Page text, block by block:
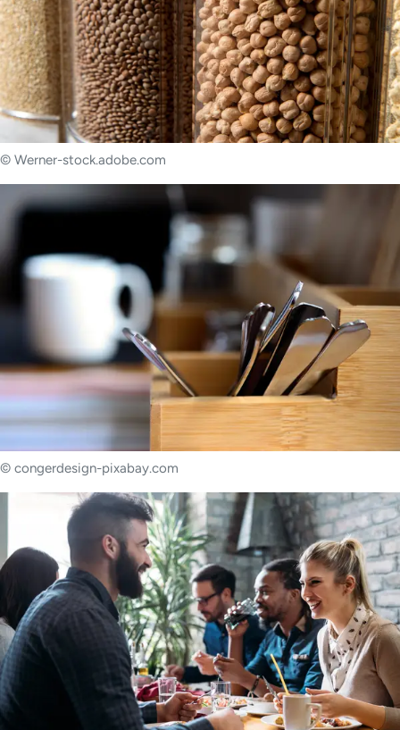
© Werner-stock.adobe.com
© congerdesign-pixabay.com